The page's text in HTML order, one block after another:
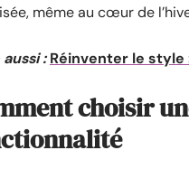
même au cœur de
: Réinventer le style
choisir